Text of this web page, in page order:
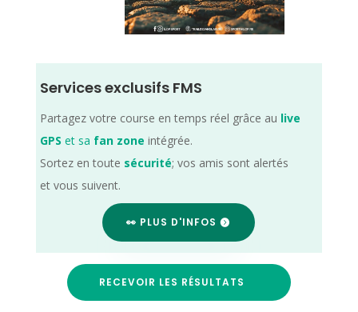
Services exclusifs FMS
Partagez votre course en temps réel grâce au live
GPS et sa fan zone intégrée.
Sortez en toute sécurité; vos amis sont alertés
et vous suivent.
👀 PLUS D'INFOS
RECEVOIR LES RÉSULTATS